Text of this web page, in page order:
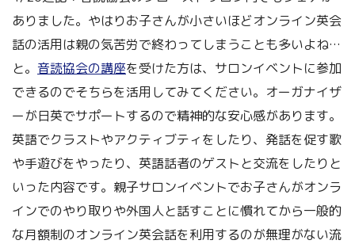
ありました。やはりお子さんが小さいほどオンライン英会
話の活用は親の気苦労で終わってしまうことも多いよね…
と。 音読協会の講座を受けた方は、サロンイベントに参加
できるのでそちらを活用してみてください。オーガナイザ
ーが日英でサポートするので精神的な安心感があります。
英語でクラストやアクティブティをしたり、発話を促す歌
や手遊びをやったり、英語話者のゲストと交流をしたりと
いった内容です。親子サロンイベントでお子さんがオンラ
インでのやり取りや外国人と話すことに慣れてから一般的
な月額制のオンライン英会話を利用するのが無理がない流